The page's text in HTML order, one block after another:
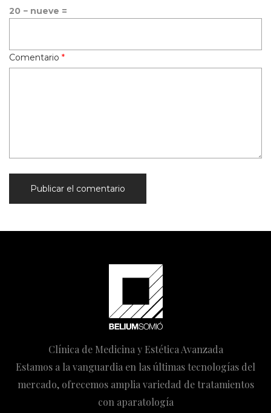
20 − nueve =
Comentario *
Clínica de Medicina y Estética Avanzada
Estamos a la vanguardia en las últimas tecnologías del
mercado, ofrecemos amplia variedad de tratamientos
con aparatología